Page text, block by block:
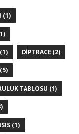
(1)
(1) DIPTRACE (2)
(5)
TABLOSU (1)
ISIS (1)